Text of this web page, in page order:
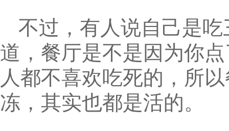
不过，有人说自己是
道，餐厅是不是因为你
人都不喜欢吃死的，所
冻，其实也都是活的。